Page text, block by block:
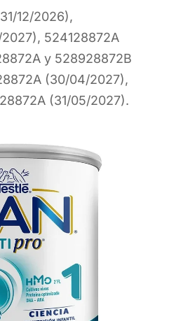
12/2026),
524128872A
y 528928872B
(30/04/2027),
(31/05/2027).